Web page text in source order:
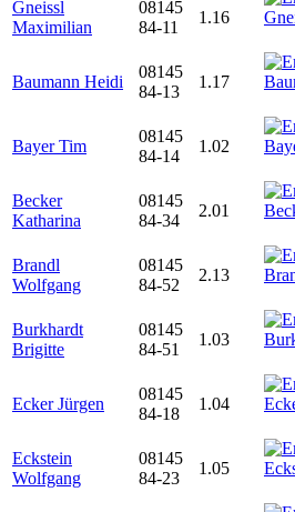
Gneissl
Maximilian
08145
84-11
1.16
Baumann Heidi
08145
84-13
1.17
Bayer Tim
08145
84-14
1.02
Becker
Katharina
08145
84-34
2.01
Brandl
Wolfgang
08145
84-52
2.13
Burkhardt
Brigitte
08145
84-51
1.03
Ecker Jürgen
08145
84-18
1.04
Eckstein
Wolfgang
08145
84-23
1.05